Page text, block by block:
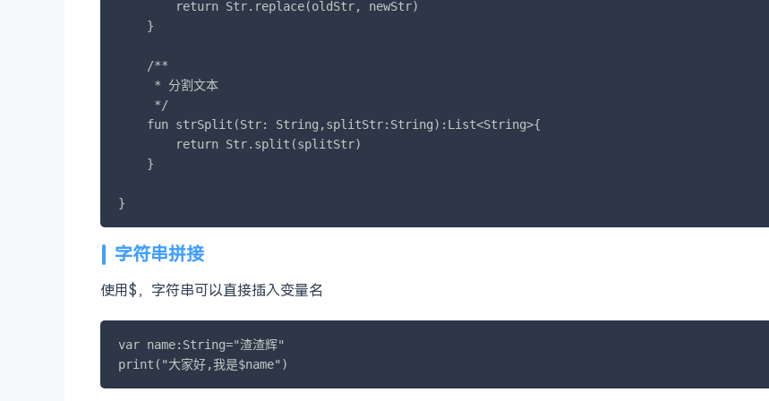
        return Str.replace(oldStr, newStr)
    }
    /**
     * 分割文本
     */
    fun strSplit(Str: String,splitStr:String):List<String>{
        return Str.split(splitStr)
    }
}
字符串拼接
使用$，字符串可以直接插入变量名
var name:String="渣渣辉"
print("大家好,我是$name")